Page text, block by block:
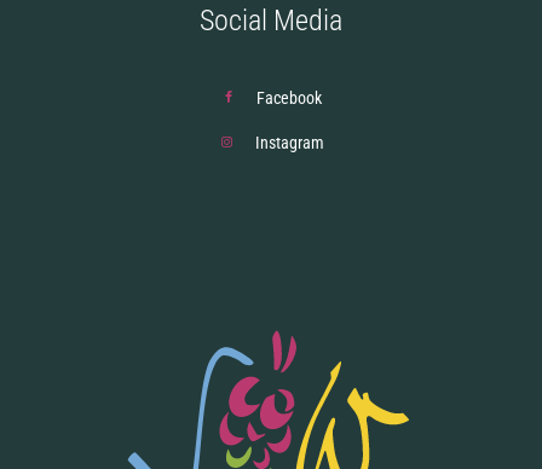
Social Media
Facebook
Instagram